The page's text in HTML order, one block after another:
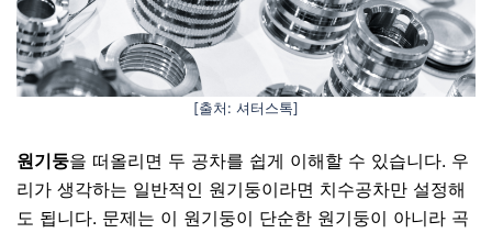
[출처: 셔터스톡]
원기둥을 떠올리면 두 공차를 쉽게 이해할 수 있습니다. 우
리가 생각하는 일반적인 원기둥이라면 치수공차만 설정해
도 됩니다. 문제는 이 원기둥이 단순한 원기둥이 아니라 곡